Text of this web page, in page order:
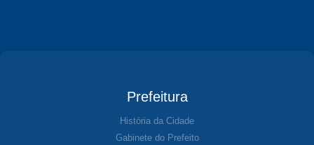
Prefeitura
História da Cidade
Gabinete do Prefeito